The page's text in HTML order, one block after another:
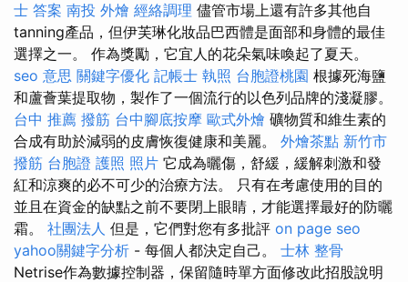
士 答案 南投 外燴 經絡調理 儘管市場上還有許多其他自
tanning產品，但伊芙琳化妝品巴西體是面部和身體的最佳
選擇之一。 作為獎勵，它宜人的花朵氣味喚起了夏天。
seo 意思 關鍵字優化 記帳士 執照 台胞證桃園 根據死海鹽
和蘆薈葉提取物，製作了一個流行的以色列品牌的淺凝膠。
台中 推薦 撥筋 台中腳底按摩 歐式外燴 礦物質和維生素的
合成有助於減弱的皮膚恢復健康和美麗。 外燴茶點 新竹市
撥筋 台胞證 護照 照片 它成為曬傷，舒緩，緩解刺激和發
紅和涼爽的必不可少的治療方法。 只有在考慮使用的目的
並且在資金的缺點之前不要閉上眼睛，才能選擇最好的防曬
霜。 社團法人 但是，它們對您有多批評 on page seo
yahoo關鍵字分析 - 每個人都決定自己。 士林 整骨
Netrise作為數據控制器，保留隨時單方面修改此招股說明